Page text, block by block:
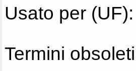
Usato per (UF):
Termini